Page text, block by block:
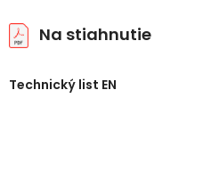
Na stiahnutie
Technický list EN